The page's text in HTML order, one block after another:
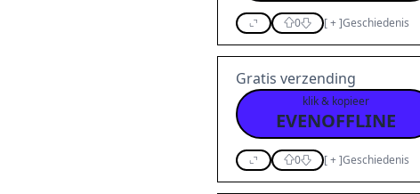
0 [+]Geschiedenis
Gratis verzending
klik & kopieer
EVENOFFLINE
0 [+]Geschiedenis